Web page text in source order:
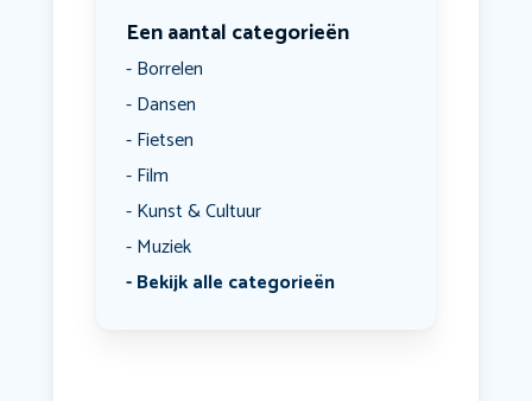
Een aantal categorieën
Borrelen
Dansen
Fietsen
Film
Kunst & Cultuur
Muziek
Bekijk alle categorieën